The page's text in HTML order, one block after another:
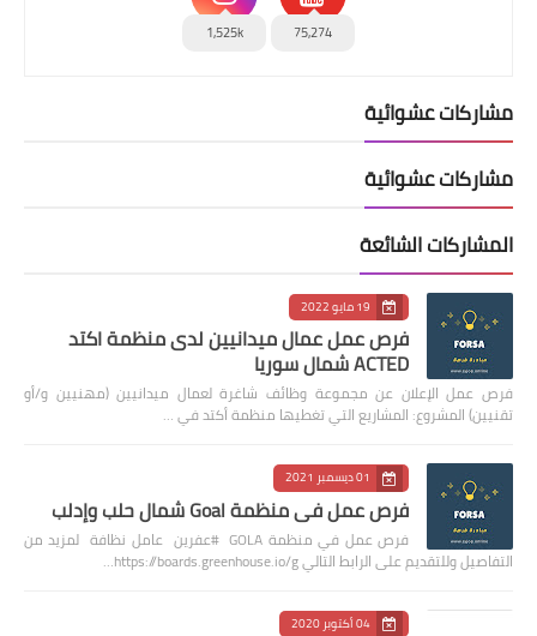
75,274
1,525k
مشاركات عشوائية
مشاركات عشوائية
المشاركات الشائعة
19 مايو 2022
فرص عمل عمال ميدانيين لدى منظمة اكتد
ACTED شمال سوريا
فرص عمل الإعلان عن مجموعة وظائف شاغرة لعمال ميدانيين (مهنيين و/أو
تقنيين) المشروع: المشاريع التي تغطيها منظمة أكتد في …
01 ديسمبر 2021
فرص عمل في منظمة Goal شمال حلب وإدلب
فرص عمل في منظمة GOLA #عفرين عامل نظافة لمزيد من
التفاصيل وللتقديم على الرابط التالي https://boards.greenhouse.io/g…
04 أكتوبر 2020